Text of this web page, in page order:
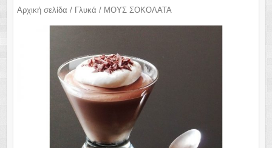
Αρχική σελίδα / Γλυκά / ΜΟΥΣ ΣΟΚΟΛΑΤΑ